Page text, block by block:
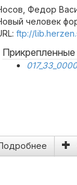
Федор
человек
ftp://